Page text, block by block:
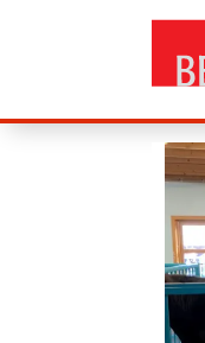
auksjon